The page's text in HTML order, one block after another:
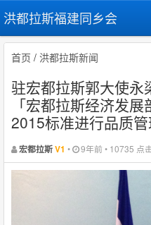
洪都拉斯福建同乡会
首页 / 洪都拉斯新闻
驻宏都拉斯郭大使永
「宏都拉斯经济发
2015标准进行品质管
宏都拉斯V1 • 9年前 • 10735 点